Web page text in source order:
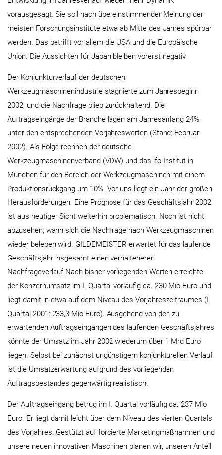
vorausgesagt. Sie soll nach übereinstimmender Meinung der
meisten Forschungsinstitute etwa ab Mitte des Jahres spürbar
werden. Das betrifft vor allem die USA und die Europäische
Union. Die Aussichten für Japan bleiben vorerst negativ.
Der Konjunkturverlauf der deutschen
Werkzeugmaschinenindustrie stagnierte zum Jahresbeginn
2002, und die Nachfrage blieb zurückhaltend. Die
Auftragseingänge der Branche lagen am Jahresanfang 24%
unter den entsprechenden Vorjahreswerten (Stand: Februar
2002). Als Folge rechnen der deutsche
Werkzeugmaschinenverband (VDW) und das ifo Institut in
München für den Bereich der Werkzeugmaschinen mit einem
Produktionsrückgang um 10%. Vor uns liegt ein Jahr der großen
Herausforderungen. Eine Prognose für das Geschäftsjahr 2002
ist aus heutiger Sicht weiterhin problematisch. Noch ist nicht
abzusehen, wann sich die Nachfrage nach Werkzeugmaschinen
wieder beleben wird. GILDEMEISTER erwartet für das laufende
Geschäftsjahr insgesamt einen verhalteneren
Nachfrageverlauf.Nach bisher vorliegenden Werten erreichte
der Konzernumsatz im I. Quartal vorläufig ca. 230 Mio Euro und
liegt damit in etwa auf dem Niveau des Vorjahreszeitraumes (I.
Quartal 2001: 233,3 Mio Euro). Ausgehend von den zu
erwartenden Auftragseingängen des laufenden Geschäftsjahres
könnte der Umsatz im Jahr 2002 wiederum über 1 Mrd Euro
liegen. Selbst bei zunächst ungünstigem konjunkturellen Verlauf
ist die Umsatzerwartung aufgrund des vorliegenden
Auftragsbestandes gegenwärtig realistisch.
Der Auftragseingang betrug im I. Quartal vorläufig ca. 237 Mio
Euro. Er liegt damit leicht über dem Niveau des vierten Quartals
des Vorjahres. Gestützt auf forcierte Marketingmaßnahmen und
unsere neuen innovativen Maschinen planen wir, unseren Anteil